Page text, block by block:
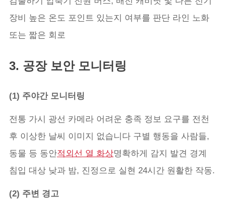
장비 높은 온도 포인트 있는지 여부를 판단 라인 노화
또는 짧은 회로
3. 공장 보안 모니터링
(1) 주야간 모니터링
전통 가시 광선 카메라 어려운 충족 정보 요구를 전천
후 이상한 날씨 이미지 없습니다 구별 행동을 사람들,
동물 등 동안적외선 열 화상명확하게 감지 발견 경계
침입 대상 낮과 밤, 진정으로 실현 24시간 원활한 작동.
(2) 주변 경고